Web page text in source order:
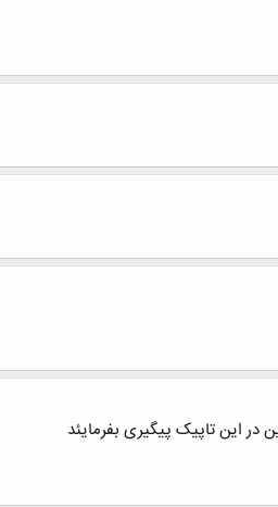
این تاپیک پیگیری بفرمایئد